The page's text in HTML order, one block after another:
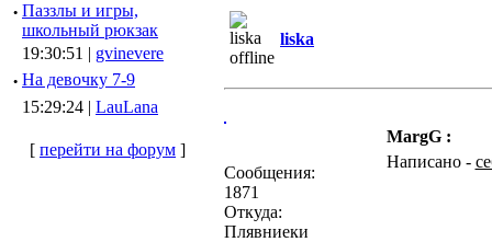
· Паззлы и игры,
школьный рюкзак
19:30:51 | gvinevere
· Hа девочку 7-9
15:29:24 | LauLana
[ перейти на форум ]
liska
Сообщения:
1871
Откуда:
Плявниеки
MargG :
Написано -